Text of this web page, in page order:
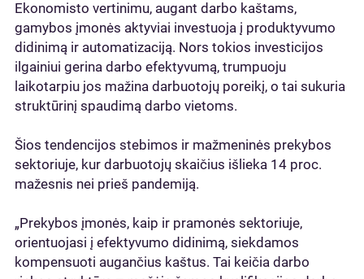
Ekonomisto vertinimu, augant darbo kaštams,
gamybos įmonės aktyviai investuoja į produktyvumo
didinimą ir automatizaciją. Nors tokios investicijos
ilgainiui gerina darbo efektyvumą, trumpuoju
laikotarpiu jos mažina darbuotojų poreikį, o tai sukuria
struktūrinį spaudimą darbo vietoms.
Šios tendencijos stebimos ir mažmeninės prekybos
sektoriuje, kur darbuotojų skaičius išlieka 14 proc.
mažesnis nei prieš pandemiją.
„Prekybos įmonės, kaip ir pramonės sektoriuje,
orientuojasi į efektyvumo didinimą, siekdamos
kompensuoti augančius kaštus. Tai keičia darbo